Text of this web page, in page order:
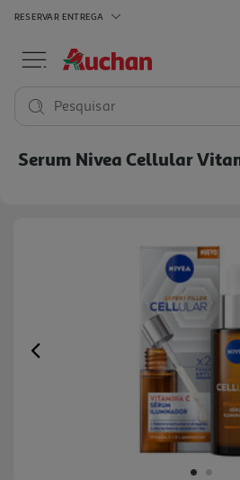
RESERVAR ENTREGA
Pesquisar
Serum Nivea Cellular
Previous